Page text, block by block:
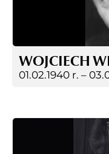
WOJCIECH
01.02.1940 r. –